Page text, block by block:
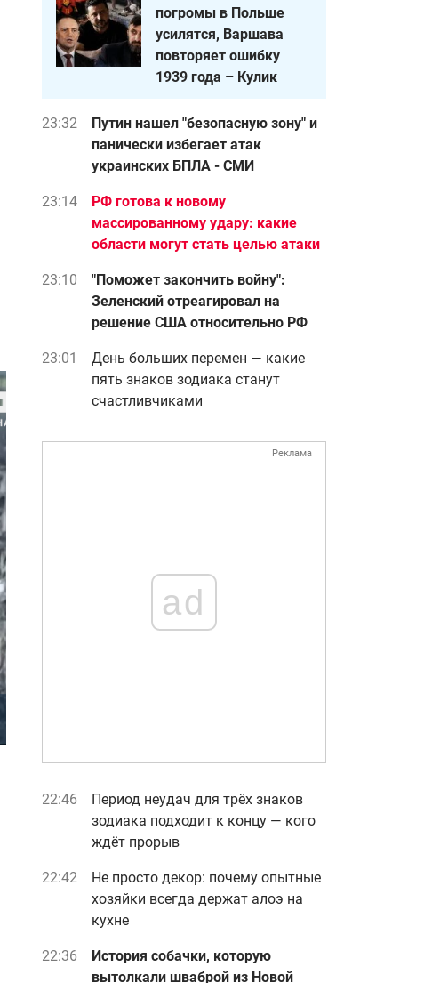
погромы в Польше
усилятся, Варшава
повторяет ошибку
1939 года – Кулик
23:32
Путин нашел "безопасную зону" и
панически избегает атак
украинских БПЛА - СМИ
23:14
РФ готова к новому
массированному удару: какие
области могут стать целью атаки
23:10
"Поможет закончить войну":
Зеленский отреагировал на
решение США относительно РФ
23:01
День больших перемен — какие
пять знаков зодиака станут
счастливчиками
Реклама
ad
22:46
Период неудач для трёх знаков
зодиака подходит к концу — кого
ждёт прорыв
22:42
Не просто декор: почему опытные
хозяйки всегда держат алоэ на
кухне
22:36
История собачки, которую
вытолкали шваброй из Новой